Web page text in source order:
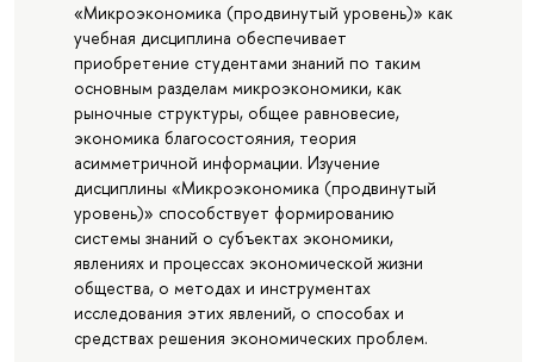
«Микроэкономика (продвинутый уровень)» как
учебная дисциплина обеспечивает
приобретение студентами знаний по таким
основным разделам микроэкономики, как
рыночные структуры, общее равновесие,
экономика благосостояния, теория
асимметричной информации. Изучение
дисциплины «Микроэкономика (продвинутый
уровень)» способствует формированию
системы знаний о субъектах экономики,
явлениях и процессах экономической жизни
общества, о методах и инструментах
исследования этих явлений, о способах и
средствах решения экономических проблем.